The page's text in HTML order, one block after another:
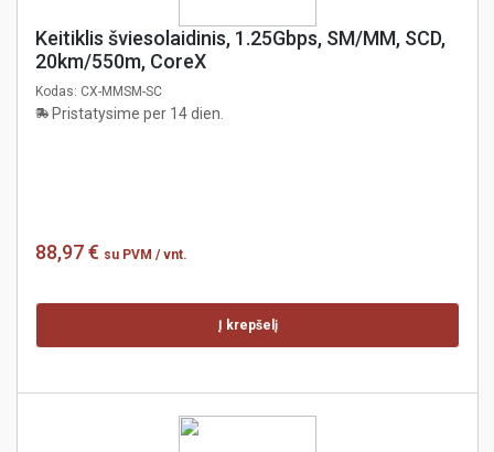
Keitiklis šviesolaidinis, 1.25Gbps, SM/MM, SCD,
20km/550m, CoreX
Kodas: CX-MMSM-SC
Pristatysime per 14 dien.
88,97 € su PVM / vnt.
Į krepšelį